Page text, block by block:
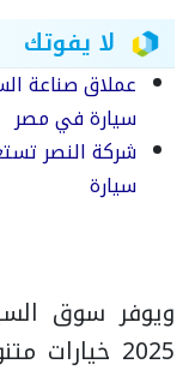
لا يفوتك
سيارة في مصر
سيارة
ويوفر سوق
2025